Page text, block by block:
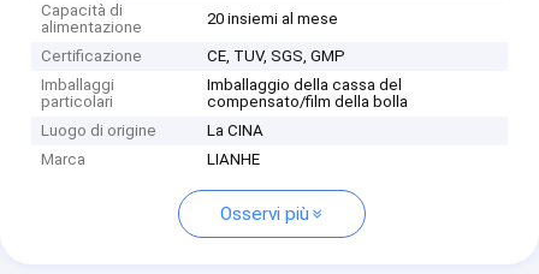
Capacità di
alimentazione
20 insiemi al mese
Certificazione
CE, TUV, SGS, GMP
Imballaggi
particolari
Imballaggio della cassa del
compensato/film della bolla
Luogo di origine
La CINA
Marca
LIANHE
Osservi più